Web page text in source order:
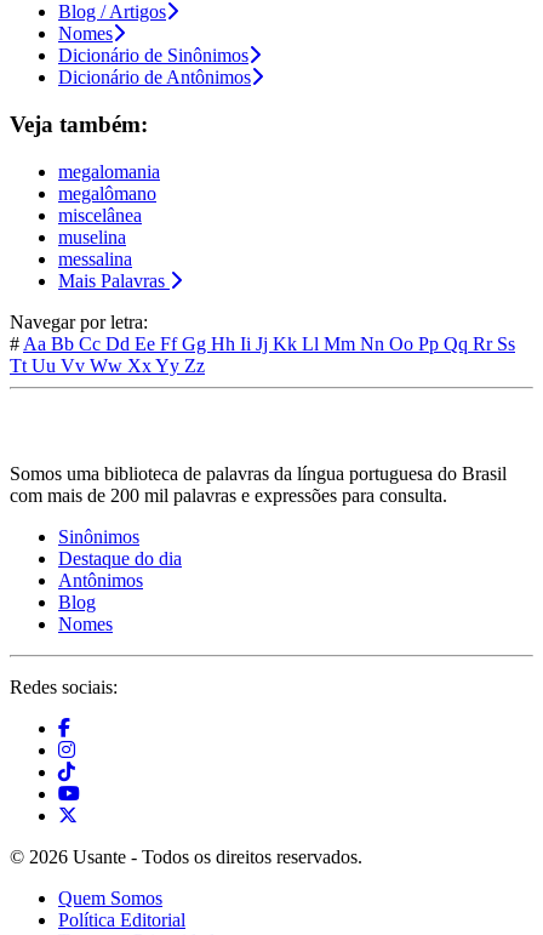
Blog / Artigos
Nomes
Dicionário de Sinônimos
Dicionário de Antônimos
Veja também:
megalomania
megalômano
miscelânea
muselina
messalina
Mais Palavras
Navegar por letra:
# Aa Bb Cc Dd Ee FfGg Hh Ii Jj Kk Ll Mm Nn Oo Pp Qq Rr Ss
Tt Uu Vv Ww XxYy Zz
Somos uma biblioteca de palavras da língua portuguesa do Brasil
com mais de 200 mil palavras e expressões para consulta.
Sinônimos
Destaque do dia
Antônimos
Blog
Nomes
Redes sociais:
© 2026 Usante - Todos os direitos reservados.
Quem Somos
Política Editorial